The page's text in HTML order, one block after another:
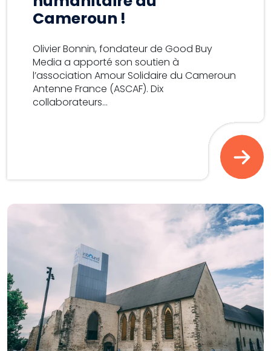
Cameroun !
Olivier Bonnin, fondateur de Good Buy
Media a apporté son soutien à
l’association Amour Solidaire du Cameroun
Antenne France (ASCAF). Dix
collaborateurs...